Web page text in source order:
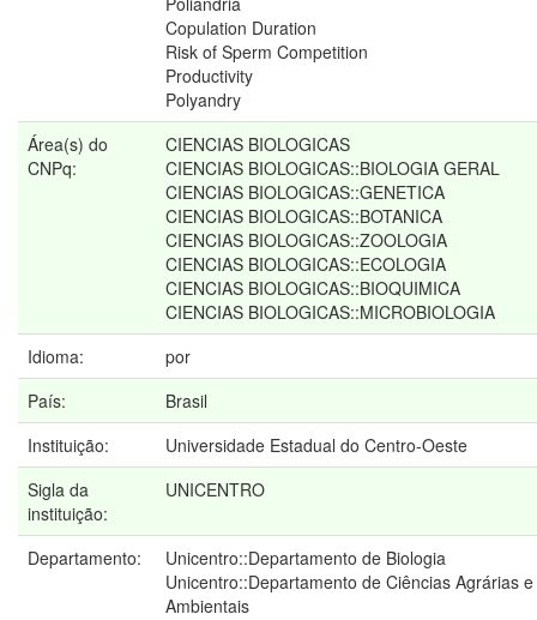
Copulation Duration
Risk of Sperm Competition
Productivity
Polyandry
Área(s) do
CNPq:
CIENCIAS BIOLOGICAS
CIENCIAS BIOLOGICAS::BIOLOGIA GERAL
CIENCIAS BIOLOGICAS::GENETICA
CIENCIAS BIOLOGICAS::BOTANICA
CIENCIAS BIOLOGICAS::ZOOLOGIA
CIENCIAS BIOLOGICAS::ECOLOGIA
CIENCIAS BIOLOGICAS::BIOQUIMICA
CIENCIAS BIOLOGICAS::MICROBIOLOGIA
Idioma:
por
País:
Brasil
Instituição:
Universidade Estadual do Centro-Oeste
Sigla da
instituição:
UNICENTRO
Departamento:
Unicentro::Departamento de Biologia
Unicentro::Departamento de Ciências Agrárias e
Ambientais